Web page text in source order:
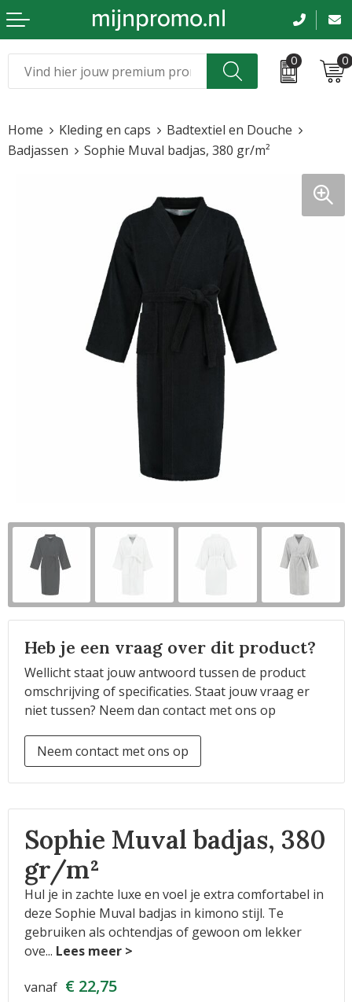
0 0
Kleding & caps
Tassen en reizen
Beurs en evenementen
Bloemen en planten
Sinterklaas
Home Kleding en caps
Badtextiel en Douche
Badjassen
Sophie Muval badjas, 380 gr/m²
Heb je een vraag over dit product?
Wellicht staat jouw antwoord tussen de product
omschrijving of specificaties. Staat jouw vraag er
niet tussen? Neem dan contact met ons op
Neem contact met ons op
Sophie Muval badjas, 380
gr/m²
Hul je in zachte luxe en voel je extra comfortabel in
deze Sophie Muval badjas in kimono stijl. Te
gebruiken als ochtendjas of gewoon om lekker
ove...
vanaf € 22,75